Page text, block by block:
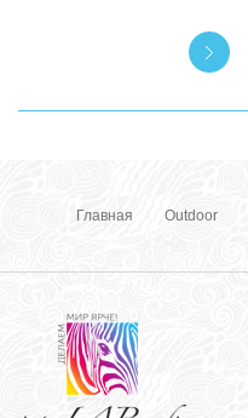
Главная Outdoor